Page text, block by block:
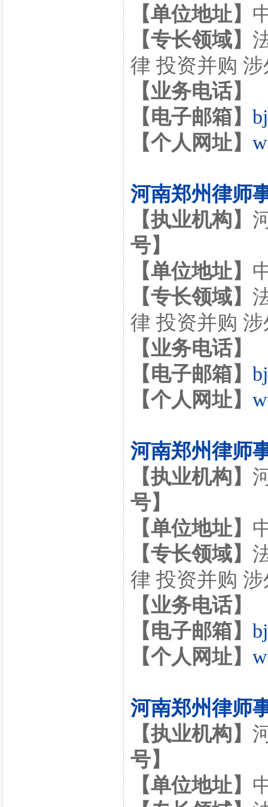
【单位地址】
【专长领域】
律 投资并购
【业务电话】
【电子邮箱】
【个人网址】
河南郑州律师
【执业机构】
号】
【单位地址】
【专长领域】
律 投资并购
【业务电话】
【电子邮箱】
【个人网址】
河南郑州律师
【执业机构】
号】
【单位地址】
【专长领域】
律 投资并购
【业务电话】
【电子邮箱】
【个人网址】
河南郑州律师
【执业机构】
号】
【单位地址】